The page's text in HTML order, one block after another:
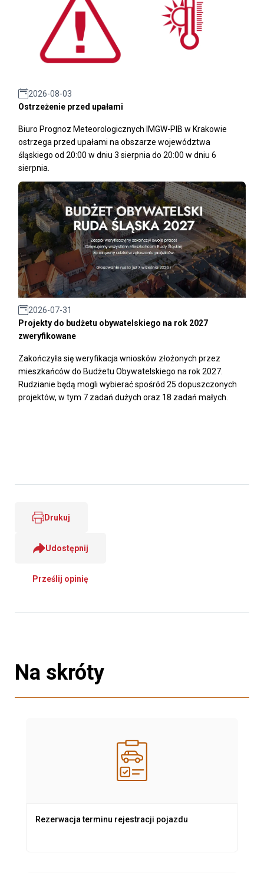
2026-08-03
Ostrzeżenie przed upałami
Biuro Prognoz Meteorologicznych IMGW-PIB w Krakowie
ostrzega przed upałami na obszarze województwa
śląskiego od 20:00 w dniu 3 sierpnia do 20:00 w dniu 6
sierpnia.
2026-07-31
Projekty do budżetu obywatelskiego na rok 2027
zweryfikowane
Zakończyła się weryfikacja wniosków złożonych przez
mieszkańców do Budżetu Obywatelskiego na rok 2027.
Rudzianie będą mogli wybierać spośród 25 dopuszczonych
projektów, w tym 7 zadań dużych oraz 18 zadań małych.
Drukuj
Udostępnij
Prześlij opinię
Na skróty
Rezerwacja terminu rejestracji pojazdu